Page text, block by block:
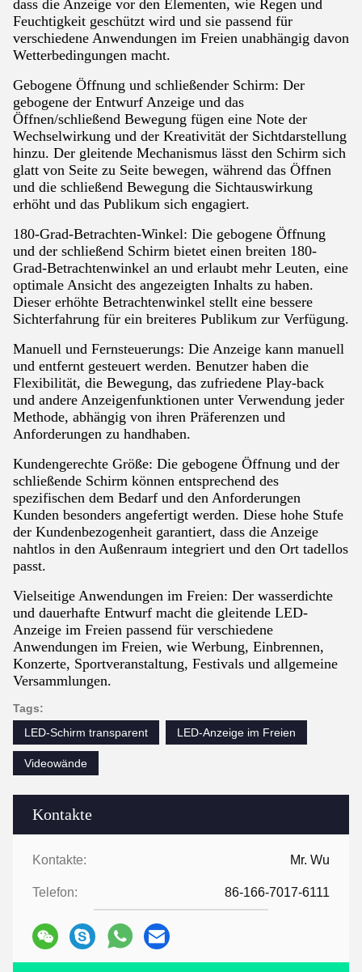
Kontakte
Kontakte: Mr. Wu
Telefon: 86-166-7017-6111
dass die Anzeige vor den Elementen, wie Regen und
Feuchtigkeit geschützt wird und sie passend für
verschiedene Anwendungen im Freien unabhängig davon
Wetterbedingungen macht.
Gebogene Öffnung und schließender Schirm: Der
gebogene der Entwurf Anzeige und das
Öffnen/schließend Bewegung fügen eine Note der
Wechselwirkung und der Kreativität der Sichtdarstellung
hinzu. Der gleitende Mechanismus lässt den Schirm sich
glatt von Seite zu Seite bewegen, während das Öffnen
und die schließend Bewegung die Sichtauswirkung
erhöht und das Publikum sich engagiert.
180-Grad-Betrachten-Winkel: Die gebogene Öffnung
und der schließend Schirm bietet einen breiten 180-
Grad-Betrachtenwinkel an und erlaubt mehr Leuten, eine
optimale Ansicht des angezeigten Inhalts zu haben.
Dieser erhöhte Betrachtenwinkel stellt eine bessere
Sichterfahrung für ein breiteres Publikum zur Verfügung.
Manuell und Fernsteuerungs: Die Anzeige kann manuell
und entfernt gesteuert werden. Benutzer haben die
Flexibilität, die Bewegung, das zufriedene Play-back
und andere Anzeigenfunktionen unter Verwendung jeder
Methode, abhängig von ihren Präferenzen und
Anforderungen zu handhaben.
Kundengerechte Größe: Die gebogene Öffnung und der
schließende Schirm können entsprechend des
spezifischen dem Bedarf und den Anforderungen
Kunden besonders angefertigt werden. Diese hohe Stufe
der Kundenbezogenheit garantiert, dass die Anzeige
nahtlos in den Außenraum integriert und den Ort tadellos
passt.
Vielseitige Anwendungen im Freien: Der wasserdichte
und dauerhafte Entwurf macht die gleitende LED-
Anzeige im Freien passend für verschiedene
Anwendungen im Freien, wie Werbung, Einbrennen,
Konzerte, Sportveranstaltung, Festivals und allgemeine
Versammlungen.
Tags:
LED-Schirm transparent
LED-Anzeige im Freien
Videowände